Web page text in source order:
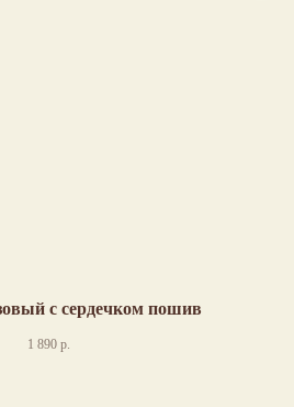
с сердечком пошив
1 890 р.